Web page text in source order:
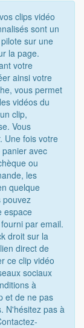
clips vidéo
sont un
sur une
la page.
votre
ainsi votre
vous permet
vidéos du
clip,
Vous
Une fois votre
avec
ou
les
quelque
pouvez
espace
par email.
droit sur la
direct de
ce clip vidéo
sociaux
à
et de ne pas
N'hésitez pas à